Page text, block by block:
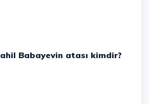
Sahil Babayevin atası kimdir?